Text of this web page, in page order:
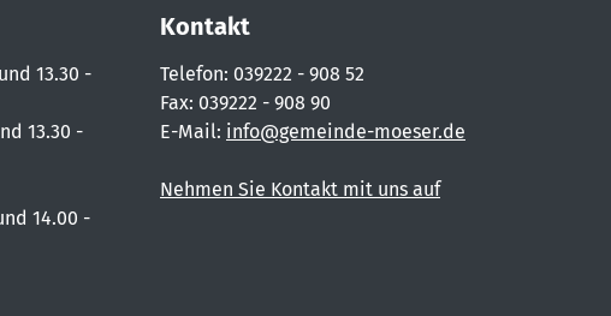
13.30 -
13.30 -
14.00 -
Kontakt
Telefon: 039222 - 908 52
Fax: 039222 - 908 90
E-Mail: info@gemeinde-moeser.de
Nehmen Sie Kontakt mit uns auf